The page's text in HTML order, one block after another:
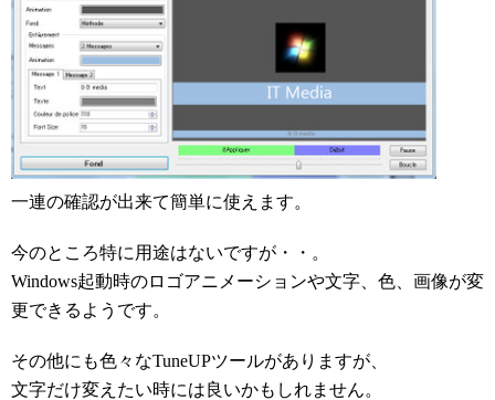
一連の確認が出来て簡単に使えます。
今のところ特に用途はないですが・・。
Windows起動時のロゴアニメーションや文字、色、画像が変
更できるようです。
その他にも色々なTuneUPツールがありますが、
文字だけ変えたい時には良いかもしれません。